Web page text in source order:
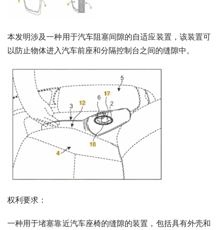
本发明涉及一种用于汽车阻塞间隙的自适应装置，该装置可
以防止物体进入汽车前座和分隔控制台之间的缝隙中。
权利要求：
一种用于堵塞靠近汽车座椅的缝隙的装置，包括具有外壳和